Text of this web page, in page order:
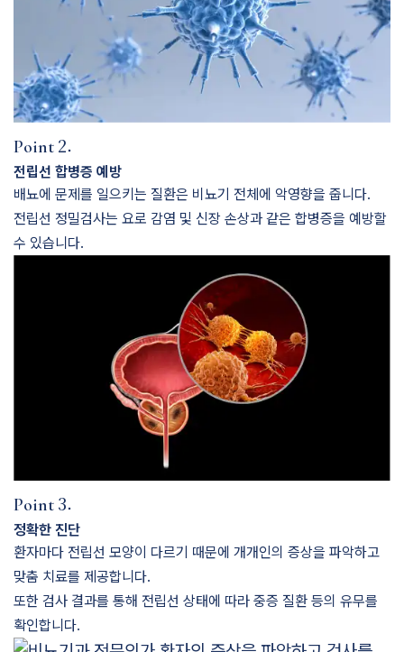
Point 2.
전립선 합병증 예방
배뇨에 문제를 일으키는 질환은 비뇨기 전체에 악영향을 줍니다.
전립선 정밀검사는 요로 감염 및 신장 손상과 같은 합병증을 예방할
수 있습니다.
Point 3.
정확한 진단
환자마다 전립선 모양이 다르기 때문에 개개인의 증상을 파악하고
맞춤 치료를 제공합니다.
또한 검사 결과를 통해 전립선 상태에 따라 중증 질환 등의 유무를
확인합니다.